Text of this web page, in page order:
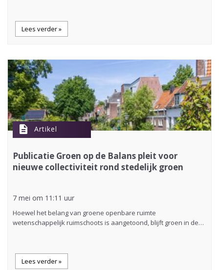
Lees verder »
description Artikel
Publicatie Groen op de Balans pleit voor
nieuwe collectiviteit rond stedelijk groen
7 mei om 11:11 uur
Hoewel het belang van groene openbare ruimte
wetenschappelijk ruimschoots is aangetoond, blijft groen in de…
Lees verder »